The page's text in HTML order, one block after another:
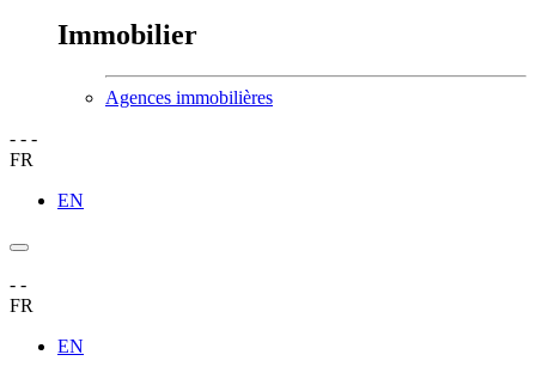
Immobilier
Agences immobilières
- - -
FR
EN
- -
FR
EN